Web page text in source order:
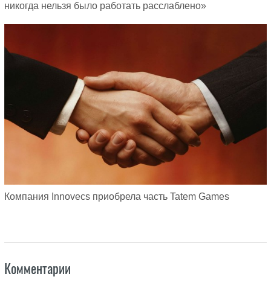
никогда нельзя было работать расслаблено»
Компания Innovecs приобрела часть Tatem Games
Комментарии